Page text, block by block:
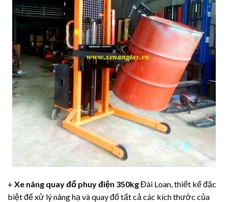
+ Xe nâng quay đổ phuy điện 350kgĐài Loan, thiết kế đặc
biệt để xử lý nâng hạ và quay đổ tất cả các kích thước của